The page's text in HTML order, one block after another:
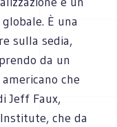
È una
sulla sedia,
da un
che
Jeff Faux,
che da